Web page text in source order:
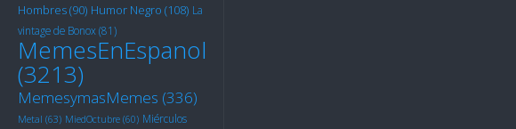
Hombres(90) Humor Negro (108) La
vintage de Bonox(81)
MemesEnEspanol
(3213)
MemesymasMemes (336)
Metal (63) MiedOctubre (60) Miérculos